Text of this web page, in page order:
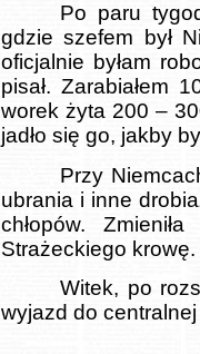
Po paru
gdzie szefem był
oficjalnie byłam
pisał. Zarabiałem
worek żyta 200 –
jadło się go, jakby
Przy
ubrania i inne
chłopów.
Strażeckiego krowę.
Witek, po
wyjazd do